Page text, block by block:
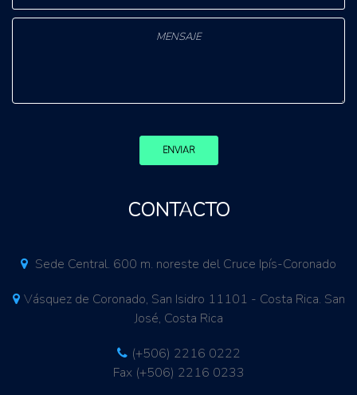
ENVIAR
CONTACTO
Sede Central. 600 m. noreste del Cruce Ipís-Coronado
Vásquez de Coronado, San Isidro 11101 - Costa Rica. San
José, Costa Rica
(+506) 2216 0222
Fax (+506) 2216 0233